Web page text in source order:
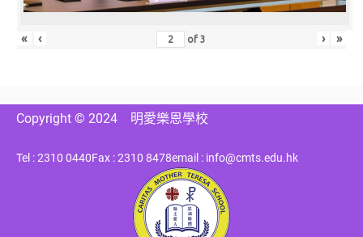
« ‹ of3 › »
Copyright © 2024 明愛樂恩學校
Tel : 2310 0440Fax : 2310 8478email : info@cmts.edu.hk